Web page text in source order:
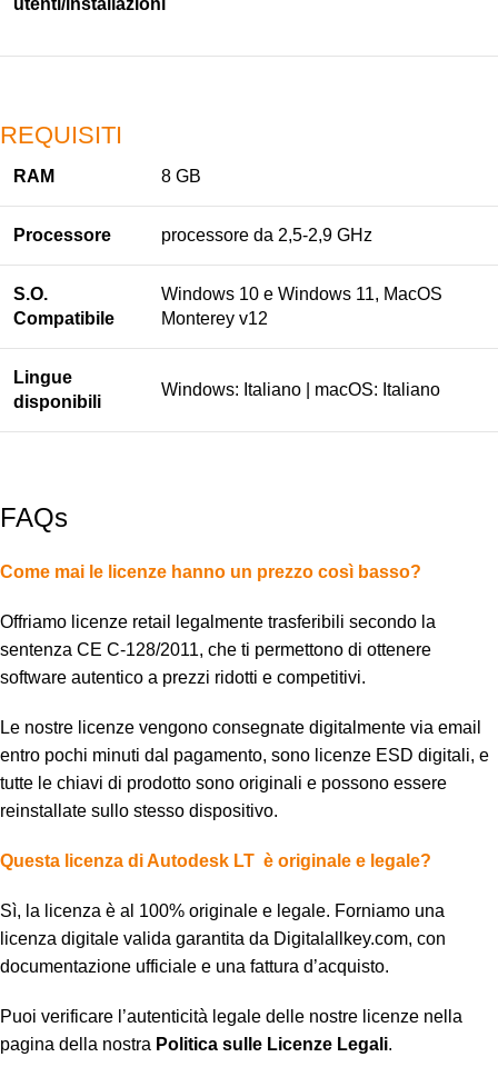
utenti/installazioni
REQUISITI
RAM 8 GB
Processore processore da 2,5-2,9 GHz
S.O.
Compatibile
Windows 10 e Windows 11, MacOS
Monterey v12
Lingue
disponibili
Windows: Italiano | macOS: Italiano
FAQs
Come mai le licenze hanno un prezzo così basso?
Offriamo licenze retail legalmente trasferibili secondo la
sentenza CE C-128/2011, che ti permettono di ottenere
software autentico a prezzi ridotti e competitivi.
Le nostre licenze vengono consegnate digitalmente via email
entro pochi minuti dal pagamento, sono licenze ESD digitali, e
tutte le chiavi di prodotto sono originali e possono essere
reinstallate sullo stesso dispositivo.
Questa licenza di Autodesk LT è originale e legale?
Sì, la licenza è al 100% originale e legale. Forniamo una
licenza digitale valida garantita da Digitalallkey.com, con
documentazione ufficiale e una fattura d’acquisto.
Puoi verificare l’autenticità legale delle nostre licenze nella
pagina della nostra Politica sulle Licenze Legali.